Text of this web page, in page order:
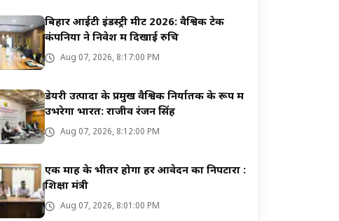
बिहार आईटी इंडस्ट्री मीट 2026: वैश्विक टेक
कंपनियों ने निवेश में दिखाई रुचि
Aug 07, 2026, 8:17:00 PM
डेयरी उत्पादों के प्रमुख वैश्विक निर्यातक के रूप में
उभरेगा भारत: राजीव रंजन सिंह
Aug 07, 2026, 8:12:00 PM
एक माह के भीतर होगा हर आवेदन का निपटारा :
शिक्षा मंत्री
Aug 07, 2026, 8:01:00 PM